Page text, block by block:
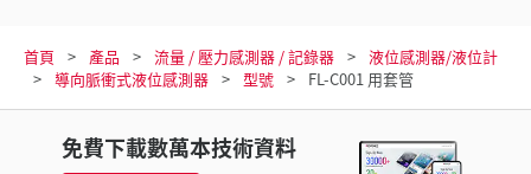
首頁 產品 流量 / 壓力感測器 / 記錄器
液位感測器/液位計
導向脈衝式液位感測器
型號 FL-C001 用套管
免費下載數萬本技術資料